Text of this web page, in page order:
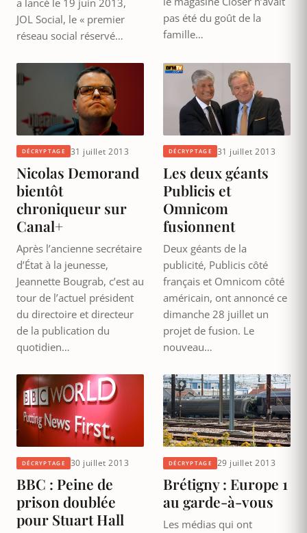
JOL Social, le « premier
réseau social réservé…
pas été du goût de la
famille…
DÉCRYPTAGE 31 juillet 2013
Nicolas Demorand
bientôt
chroniqueur sur
Canal+
Après l’ancienne secrétaire
d’État à la jeunesse,
Jeannette Bougrab, c’est au
tour de l’actuel président
du directoire et directeur
de la publication du
quotidien…
DÉCRYPTAGE 31 juillet 2013
Les deux géants
Publicis et
Omnicom
fusionnent
Deux géants de la
publicité, Publicis côté
français et Omnicom côté
américain, ont annoncé ce
dimanche 28 juillet un
projet de fusion. Le
nouveau…
DÉCRYPTAGE 30 juillet 2013
BBC : Peine de
prison doublée
pour Stuart Hall
DÉCRYPTAGE 29 juillet 2013
Brétigny : Europe 1
au garde-à-vous
Les médias qui ont